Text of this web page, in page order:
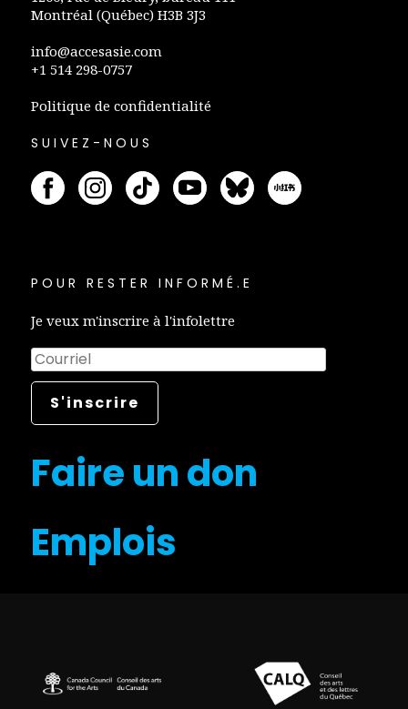
Montréal (Québec) H3B 3J3
info@accesasie.com
+1 514 298-0757
Politique de confidentialité
SUIVEZ-NOUS
POUR RESTER INFORMÉ.E
Je veux m'inscrire à l'infolettre
Faire un don
Emplois